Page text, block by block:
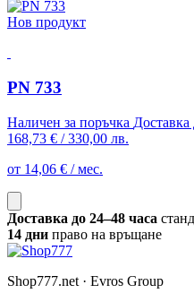
Нов продукт
PN 733
Наличен за поръчка Доставка
168,73 € / 330,00 лв.
от 14,06 € / мес.
Доставка до 24–48 часа
14 дни право на връщане
Shop777.net · Evros Group